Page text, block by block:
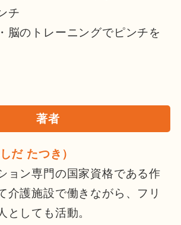
チ
脳のトレーニングでピンチを
著者
だ たつき）
ョン専門の国家資格である作
介護施設で働きながら、フリ
としても活動。